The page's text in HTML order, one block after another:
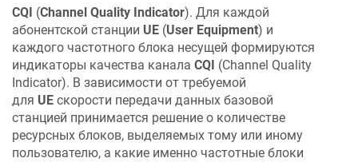
CQI (Channel Quality Indicator). Для каждой
абонентской станции UE (User Equipment) и
каждого частотного блока несущей формируются
индикаторы качества канала CQI (Channel Quality
Indicator). В зависимости от требуемой
для UE скорости передачи данных базовой
станцией принимается решение о количестве
ресурсных блоков, выделяемых тому или иному
пользователю, а какие именно частотные блоки